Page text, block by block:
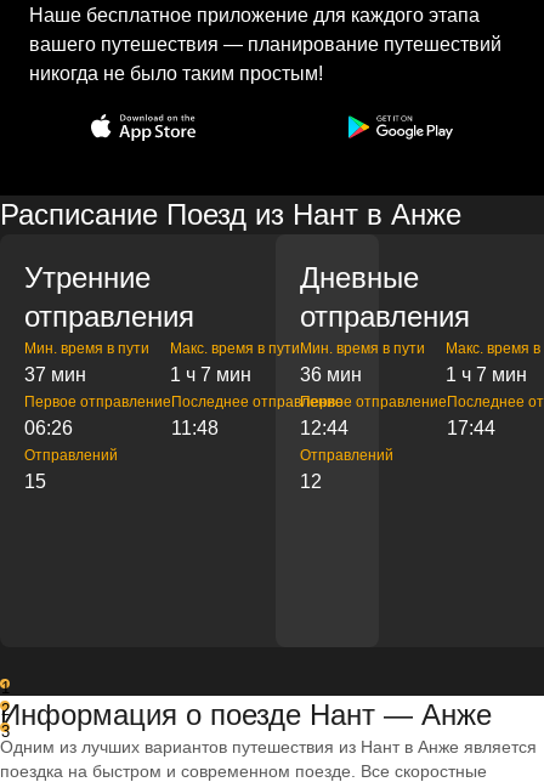
Наше бесплатное приложение для каждого этапа
вашего путешествия — планирование путешествий
никогда не было таким простым!
Расписание Поезд из Нант в Анже
Утренние
отправления
Мин. время в пути
37 мин
Макс. время в пути
1 ч 7 мин
Первое отправление
06:26
Последнее отправление
11:48
Отправлений
15
Дневные
отправления
Мин. время в пути
36 мин
Макс. время в
1 ч 7 мин
Первое отправление
12:44
Последнее
17:44
Отправлений
12
1
2
3
Информация о поезде Нант — Анже
Одним из лучших вариантов путешествия из Нант в Анже является
поездка на быстром и современном поезде. Все скоростные